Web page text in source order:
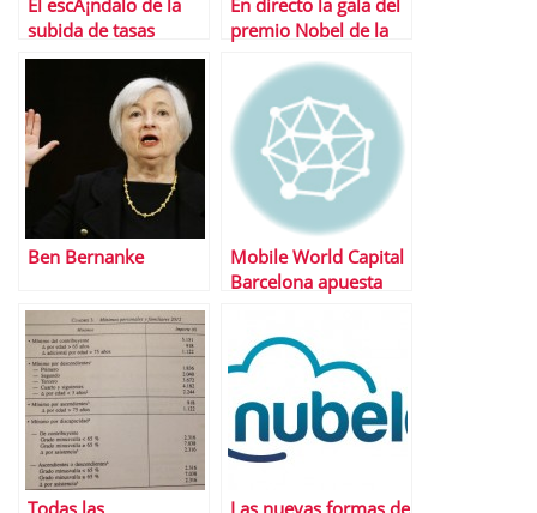
El escÃ¡ndalo de la
subida de tasas
universitarias
En directo la gala del
premio Nobel de la
Ben Bernanke
Mobile World Capital
Barcelona apuesta
emprendedores con
4YFN